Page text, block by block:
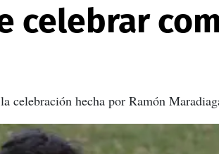
celebrar
celebración hecha por Ramón